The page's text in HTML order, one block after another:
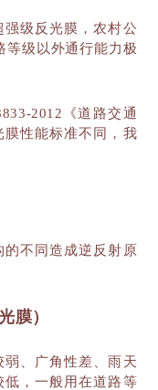
强级反光膜，农村公
等级以外通行能力极
2012《道路交通
膜性能标准不同，我
的不同造成逆反射原
膜）
、广角性差、雨天
，一般用在道路等